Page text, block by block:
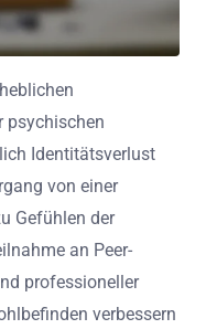
psychischen
Identitätsverlust
von einer
Gefühlen der
an Peer-
professioneller
verbessern